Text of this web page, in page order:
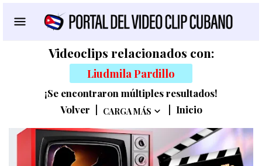
Videoclips relacionados con:
Liudmila Pardillo
¡Se encontraron múltiples resultados!
Volver
CARGA MÁS Inicio